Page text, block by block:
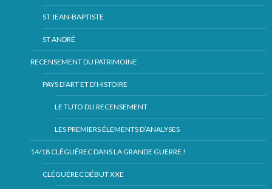
ST JEAN-BAPTISTE
ST ANDRÉ
RECENSEMENT DU PATRIMOINE
PAYS D’ART ET D’HISTOIRE
LE TUTO DU RECENSEMENT
LES PREMIERS ÉLEMENTS D’ANALYSES
14/18 CLÉGUÉREC DANS LA GRANDE GUERRE !
CLÉGUÉREC DÉBUT XXE